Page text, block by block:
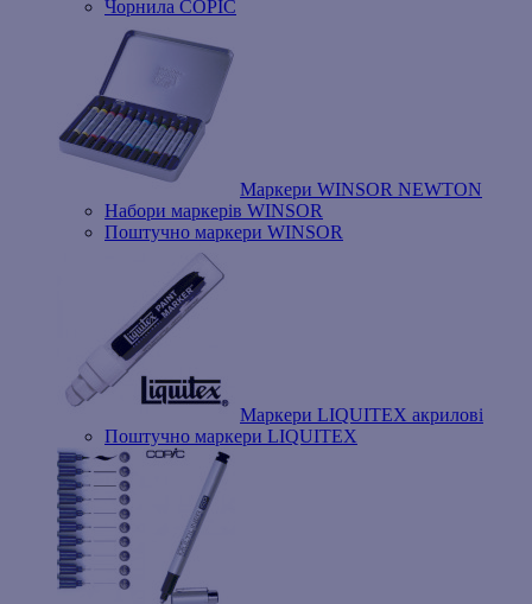
Чорнила COPIC
Маркери WINSOR NEWTON
Набори маркерів WINSOR
Поштучно маркери WINSOR
Маркери LIQUITEX акрилові
Поштучно маркери LIQUITEX